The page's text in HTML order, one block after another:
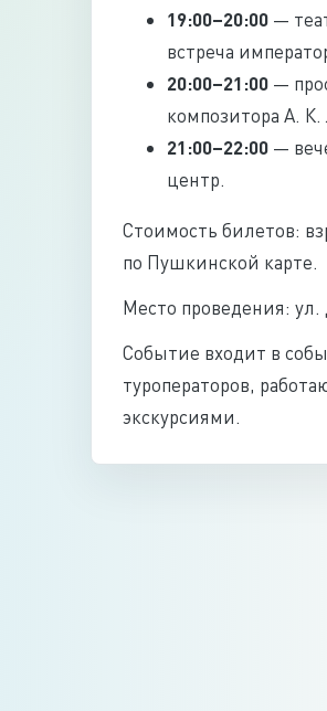
19:00–20:00 —
встреча
20:00–21:00 —
композитора А.
21:00–22:00 —
центр.
Стоимость билетов:
по Пушкинской карте.
Место проведения: ул.
Событие входит в
туроператоров,
экскурсиями.